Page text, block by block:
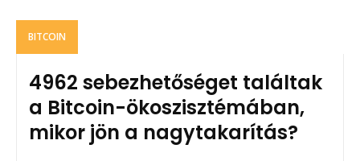
BITCOIN
4962 sebezhetőséget találtak
a Bitcoin-ökoszisztémában,
mikor jön a nagytakarítás?